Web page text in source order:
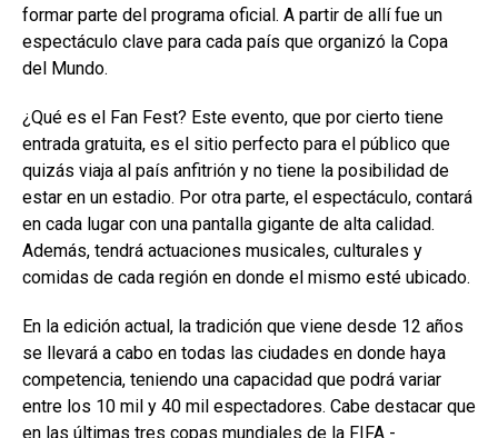
formar parte del programa oficial. A partir de allí fue un
espectáculo clave para cada país que organizó la Copa
del Mundo.
¿Qué es el Fan Fest? Este evento, que por cierto tiene
entrada gratuita, es el sitio perfecto para el público que
quizás viaja al país anfitrión y no tiene la posibilidad de
estar en un estadio. Por otra parte, el espectáculo, contará
en cada lugar con una pantalla gigante de alta calidad.
Además, tendrá actuaciones musicales, culturales y
comidas de cada región en donde el mismo esté ubicado.
En la edición actual, la tradición que viene desde 12 años
se llevará a cabo en todas las ciudades en donde haya
competencia, teniendo una capacidad que podrá variar
entre los 10 mil y 40 mil espectadores. Cabe destacar que
en las últimas tres copas mundiales de la FIFA -